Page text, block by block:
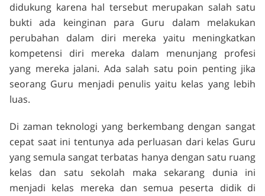
didukung karena hal tersebut merupakan salah satu
bukti ada keinginan para Guru dalam melakukan
perubahan dalam diri mereka yaitu meningkatkan
kompetensi diri mereka dalam menunjang profesi
yang mereka jalani. Ada salah satu poin penting jika
seorang Guru menjadi penulis yaitu kelas yang lebih
luas.
Di zaman teknologi yang berkembang dengan sangat
cepat saat ini tentunya ada perluasan dari kelas Guru
yang semula sangat terbatas hanya dengan satu ruang
kelas dan satu sekolah maka sekarang dunia ini
menjadi kelas mereka dan semua peserta didik di